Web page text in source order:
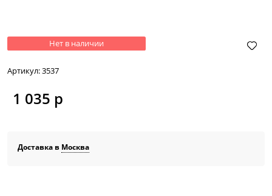
Нет в наличии
Артикул:3537
1 035 р
Доставка в Москва